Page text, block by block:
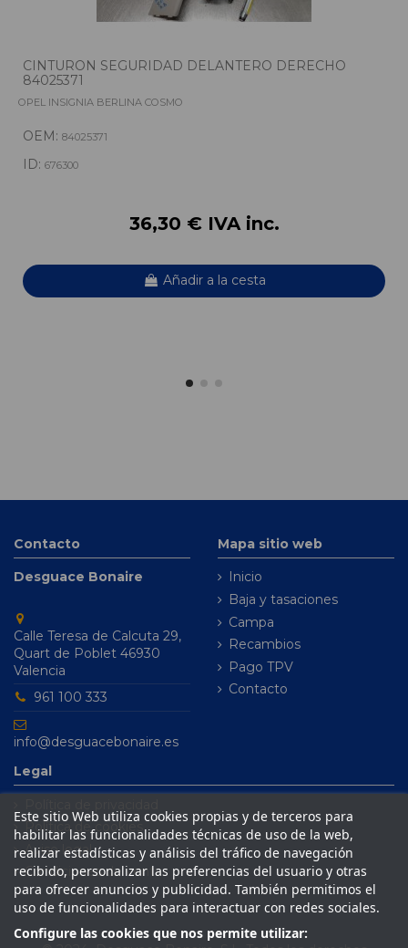
CINTURON SEGURIDAD DELANTERO DERECHO
84025371
OPEL INSIGNIA BERLINA COSMO
OEM: 84025371
ID: 676300
36,30 € IVA inc.
Añadir a la cesta
Contacto
Desguace Bonaire
Calle Teresa de Calcuta 29,
Quart de Poblet 46930
Valencia
961 100 333
info@desguacebonaire.es
Mapa sitio web
Inicio
Baja y tasaciones
Campa
Recambios
Pago TPV
Contacto
Legal
Política de cookies
Aviso legal
Condiciones de venta
Este sitio Web utiliza cookies propias y de terceros para
habilitar las funcionalidades técnicas de uso de la web,
realizar estadísticas y análisis del tráfico de navegación
recibido, personalizar las preferencias del usuario y otras
para ofrecer anuncios y publicidad. También permitimos el
uso de funcionalidades para interactuar con redes sociales.
Configure las cookies que nos permite utilizar: